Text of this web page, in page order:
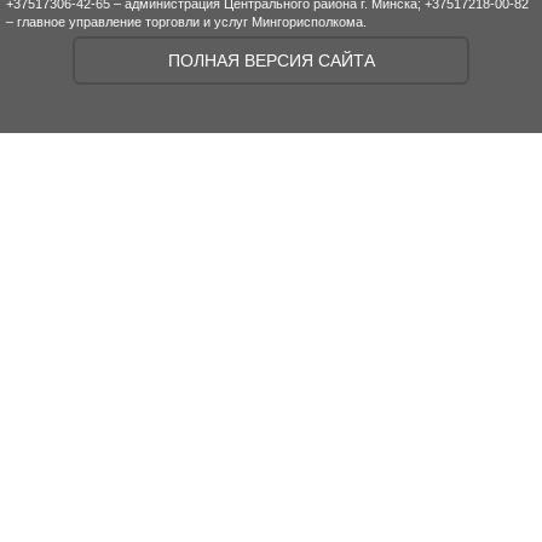
+37517306-42-65 – администрация Центрального района г. Минска; +37517218-00-82
– главное управление торговли и услуг Мингорисполкома.
ПОЛНАЯ ВЕРСИЯ САЙТА